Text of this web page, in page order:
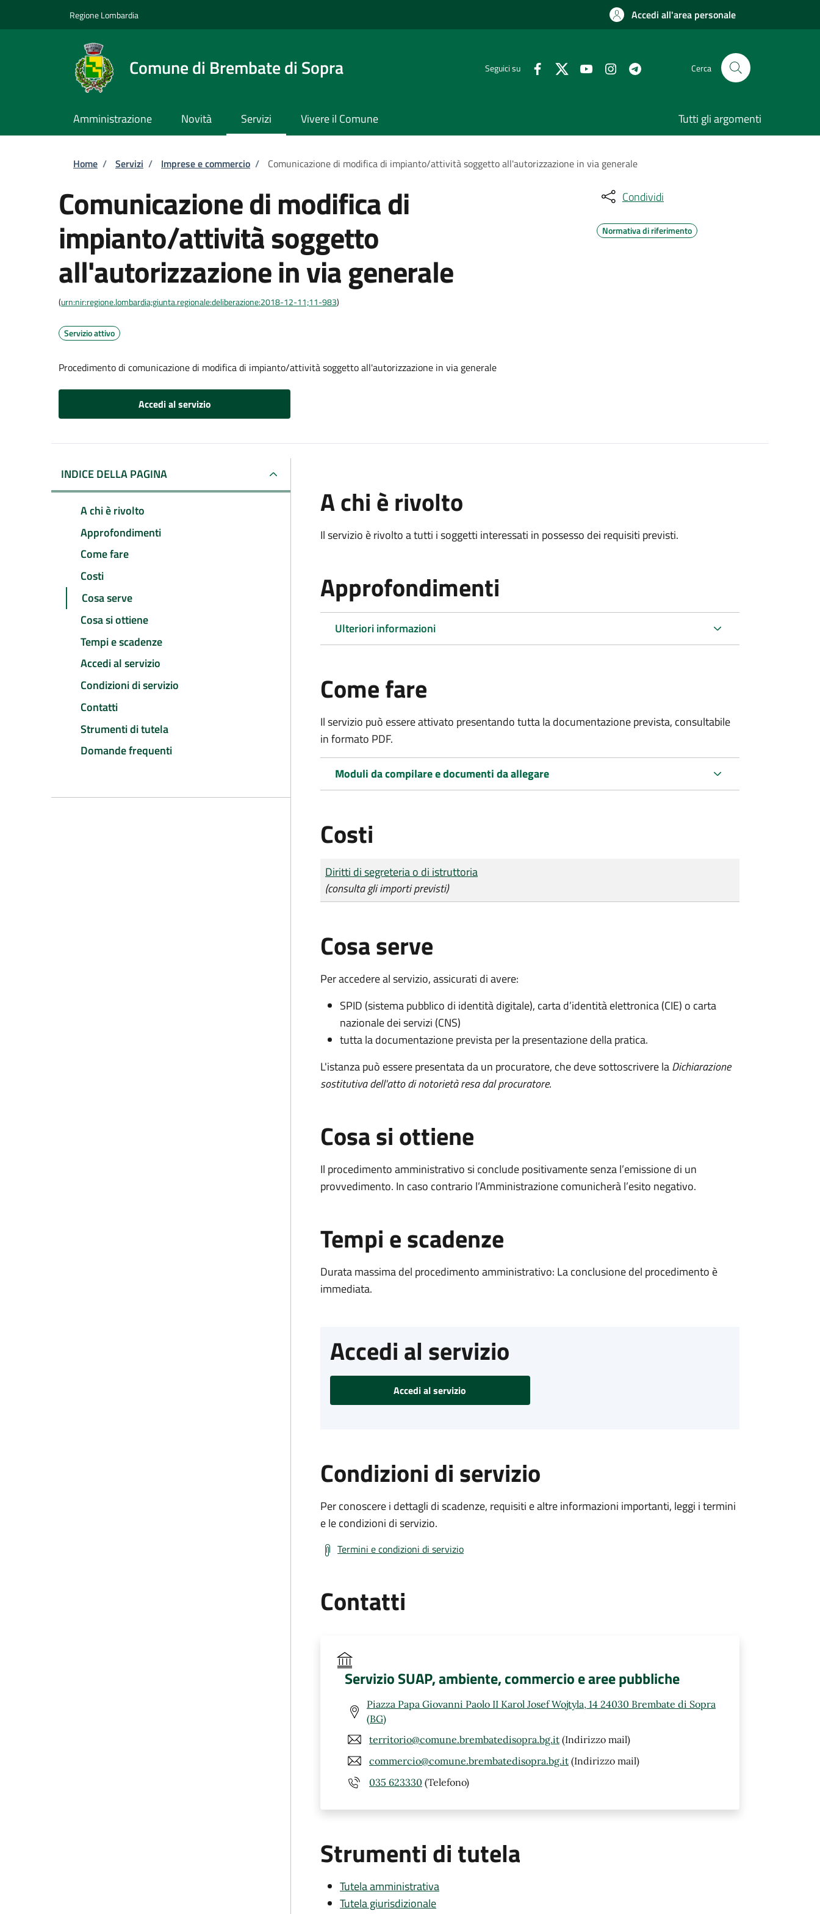
Regione Lombardia Accedi all'area personale
Comune di Brembate di Sopra Seguici su Cerca
Amministrazione Novità Servizi Vivere il Comune Tutti gli argomenti
Briciole di pane
Home / Servizi / Imprese e commercio / Comunicazione di modifica di impianto/attività soggetto all'autorizzazione in via generale
Comunicazione di modifica di
impianto/attività soggetto
all'autorizzazione in via generale
(urn:nir:regione.lombardia;giunta.regionale:deliberazione:2018-12-11;11-983)
Servizio attivo
Procedimento di comunicazione di modifica di impianto/attività soggetto all'autorizzazione in via generale
Accedi al servizio
Condividi
Normativa di riferimento
INDICE DELLA PAGINA
A chi è rivolto
Approfondimenti
Come fare
Costi
Cosa serve
Cosa si ottiene
Tempi e scadenze
Accedi al servizio
Condizioni di servizio
Contatti
Strumenti di tutela
Domande frequenti
A chi è rivolto
Il servizio è rivolto a tutti i soggetti interessati in possesso dei requisiti previsti.
Approfondimenti
Ulteriori informazioni
Come fare
Il servizio può essere attivato presentando tutta la documentazione prevista, consultabile
in formato PDF.
Moduli da compilare e documenti da allegare
Costi
Tipo di pagamento
Importo
Diritti di segreteria o di istruttoria
(consulta gli importi previsti)
Cosa serve
Per accedere al servizio, assicurati di avere:
SPID (sistema pubblico di identità digitale), carta d’identità elettronica (CIE) o carta
nazionale dei servizi (CNS)
tutta la documentazione prevista per la presentazione della pratica.
L'istanza può essere presentata da un procuratore, che deve sottoscrivere laDichiarazione
sostitutiva dell'atto di notorietà resa dal procuratore.
Cosa si ottiene
Il procedimento amministrativo si conclude positivamente senza l’emissione di un
provvedimento. In caso contrario l’Amministrazione comunicherà l’esito negativo.
Tempi e scadenze
Durata massima del procedimento amministrativo: La conclusione del procedimento è
immediata.
Accedi al servizio
Accedi al servizio
Condizioni di servizio
Per conoscere i dettagli di scadenze, requisiti e altre informazioni importanti, leggi i termini
e le condizioni di servizio.
Termini e condizioni di servizio
Contatti
Servizio SUAP, ambiente, commercio e aree pubbliche
Piazza Papa Giovanni Paolo II Karol Josef Wojtyla, 14 24030 Brembate di Sopra
(BG)
territorio@comune.brembatedisopra.bg.it (Indirizzo mail)
commercio@comune.brembatedisopra.bg.it (Indirizzo mail)
035 623330 (Telefono)
Strumenti di tutela
Tutela amministrativa
Tutela giurisdizionale